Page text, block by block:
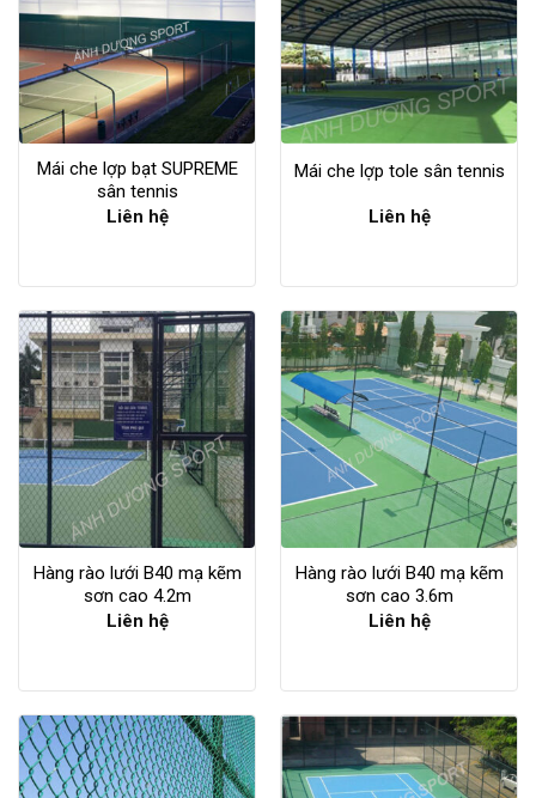
Mái che lợp bạt SUPREME
sân tennis
Liên hệ
Mái che lợp tole sân tennis
Liên hệ
Hàng rào lưới B40 mạ kẽm
sơn cao 4.2m
Liên hệ
Hàng rào lưới B40 mạ kẽm
sơn cao 3.6m
Liên hệ